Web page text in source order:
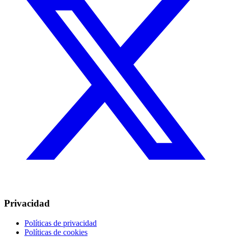
Privacidad
Políticas de privacidad
Políticas de cookies